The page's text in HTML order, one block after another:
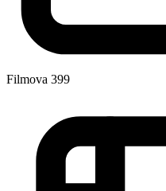
Filmova 399